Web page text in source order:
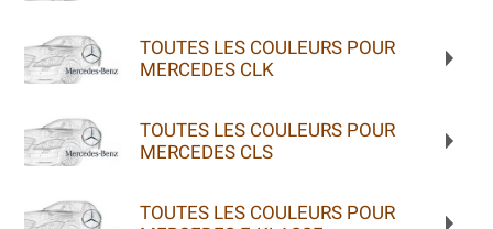
TOUTES LES COULEURS POUR
MERCEDES CLK
TOUTES LES COULEURS POUR
MERCEDES CLS
TOUTES LES COULEURS POUR